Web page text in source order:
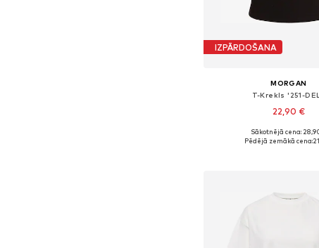
IZPĀRDOŠANA
MORGAN
T-Krekls '251-
22,90 €
Pieejamie izmēri: XS,
Sākotnējā cena:
Pēdējā zemākā cena: